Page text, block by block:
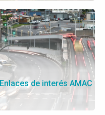
Enlaces de interés AMAC